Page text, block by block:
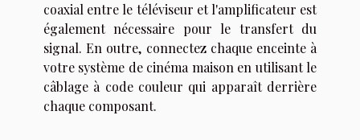
coaxial entre le téléviseur et l'amplificateur est
également nécessaire pour le transfert du
signal. En outre, connectez chaque enceinte à
votre système de cinéma maison en utilisant le
câblage à code couleur qui apparaît derrière
chaque composant.